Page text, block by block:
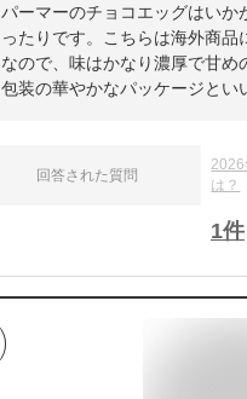
パーマーのチョコエッグはい
ったりです。こちらは海外商
なので、味はかなり濃厚で甘
包装の華やかなパッケージと
回答された質問
2026
は？
1件